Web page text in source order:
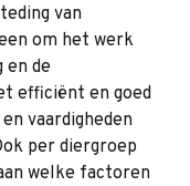
van
om het werk
en de
efficiënt en goed
vaardigheden
per diergroep
welke factoren